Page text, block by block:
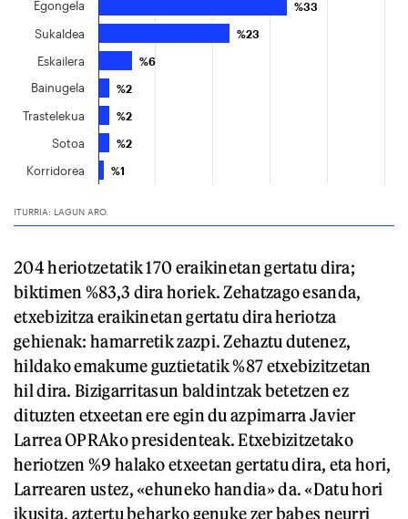
204 heriotzetatik 170 eraikinetan gertatu dira;
biktimen %83,3 dira horiek. Zehatzago esanda,
etxebizitza eraikinetan gertatu dira heriotza
gehienak: hamarretik zazpi. Zehaztu dutenez,
hildako emakume guztietatik %87 etxebizitzetan
hil dira. Bizigarritasun baldintzak betetzen ez
dituzten etxeetan ere egin du azpimarra Javier
Larrea OPRAko presidenteak. Etxebizitzetako
heriotzen %9 halako etxeetan gertatu dira, eta hori,
Larrearen ustez, «ehuneko handia» da. «Datu hori
ikusita, aztertu beharko genuke zer babes neurri